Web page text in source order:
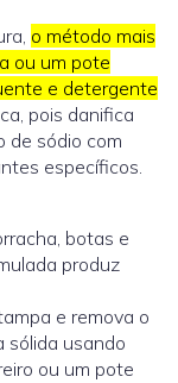
o método mais
ou um pote
e detergente
pois danifica
de sódio com
específicos.
botas e
produz
e remova o
sólida usando
ou um pote